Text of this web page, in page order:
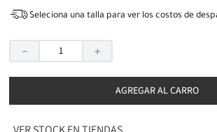
Seleciona una talla para ver los costos de
＋
－
AGREGAR AL CARRO